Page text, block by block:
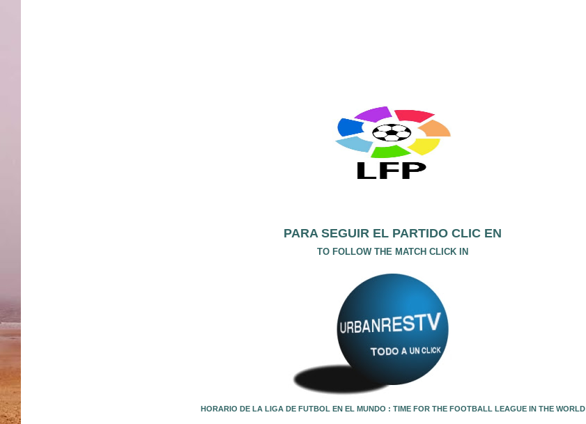
PARA SEGUIR EL PARTIDO CLIC EN
TO FOLLOW THE MATCH CLICK IN
HORARIO DE LA LIGA DE FUTBOL EN EL MUNDO : TIME FOR THE FOOTBALL LEAGUE IN THE WORLD